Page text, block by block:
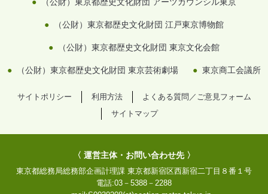
（公財）東京都歴史文化財団 江戸東京博物館
（公財）東京都歴史文化財団 東京文化会館
（公財）東京都歴史文化財団 東京芸術劇場 東京商工会議所
サイトポリシー 利用方法
よくある質問／ご意見フォーム
サイトマップ
〈 運営主体・お問い合わせ先 〉
東京都総務局総務部企画計理課 東京都新宿区西新宿二丁目８番１号
電話:03－5388－2288